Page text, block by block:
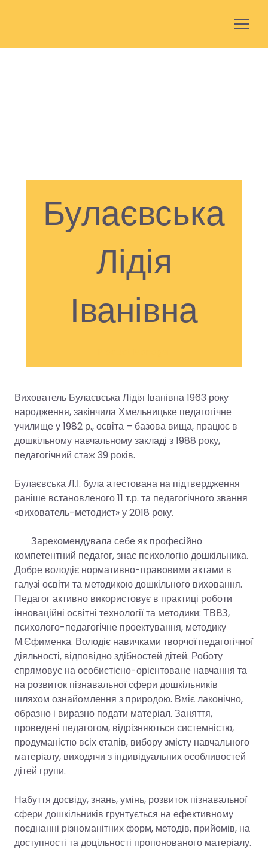
Булаєвська
Лідія
Іванівна
Вихователь Булаєвська Лідія Іванівна 1963 року
народження, закінчила Хмельницьке педагогічне
училище у 1982 р., освіта – базова вища, працює в
дошкільному навчальному закладі з 1988 року,
педагогічний стаж 39 років.
Булаєвська Л.І. була атестована на підтвердження
раніше встановленого 11 т.р. та педагогічного звання
«вихователь-методист» у 2018 року.
Зарекомендувала себе як професійно
компетентний педагог, знає психологію дошкільника.
Добре володіє нормативно-правовими актами в
галузі освіти та методикою дошкільного виховання.
Педагог активно використовує в практиці роботи
інноваційні освітні технології та методики: ТВВЗ,
психолого-педагогічне проектування, методику
М.Єфименка. Володіє навичками творчої педагогічної
діяльності, відповідно здібностей дітей. Роботу
спрямовує на особистісно-орієнтоване навчання та
на розвиток пізнавальної сфери дошкільників
шляхом ознайомлення з природою. Вміє лаконічно,
образно і виразно подати матеріал. Заняття,
проведені педагогом, відрізняються системністю,
продуманістю всіх етапів, вибору змісту навчального
матеріалу, виходячи з індивідуальних особливостей
дітей групи.
Набуття досвіду, знань, умінь, розвиток пізнавальної
сфери дошкільників грунтується на ефективному
поєднанні різноманітних форм, методів, прийомів, на
доступності та доцільності пропонованого матеріалу.